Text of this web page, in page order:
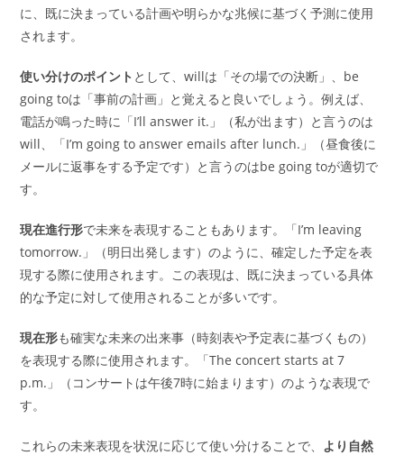
に、既に決まっている計画や明らかな兆候に基づく予測に使用
されます。
使い分けのポイント として、willは「その場での決断」、be
going toは「事前の計画」と覚えると良いでしょう。例えば、
電話が鳴った時に「I’ll answer it.」（私が出ます）と言うのは
will、「I’m going to answer emails after lunch.」（昼食後に
メールに返事をする予定です）と言うのはbe going toが適切で
す。
現在進行形で未来を表現することもあります。「I’m leaving
tomorrow.」（明日出発します）のように、確定した予定を表
現する際に使用されます。この表現は、既に決まっている具体
的な予定に対して使用されることが多いです。
現在形も確実な未来の出来事（時刻表や予定表に基づくもの）
を表現する際に使用されます。「The concert starts at 7
p.m.」（コンサートは午後7時に始まります）のような表現で
す。
これらの未来表現を状況に応じて使い分けることで、 より自然